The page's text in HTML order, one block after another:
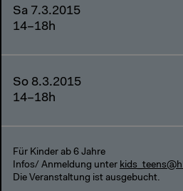
Sa 7.3.2015
14–18h
So 8.3.2015
14–18h
Für Kinder ab 6 Jahre
Infos/ Anmeldung unter
Die Veranstaltung ist ausgebucht.